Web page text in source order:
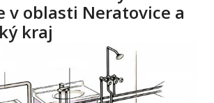
v oblasti Neratovice a
kraj